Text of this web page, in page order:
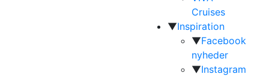
Cruises
▼Inspiration
▼Facebook
nyheder
▼Instagram